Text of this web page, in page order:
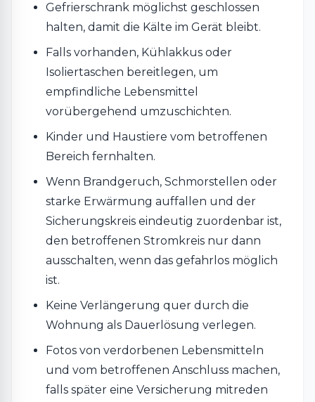
Gefrierschrank möglichst geschlossen
halten, damit die Kälte im Gerät bleibt.
Falls vorhanden, Kühlakkus oder
Isoliertaschen bereitlegen, um
empfindliche Lebensmittel
vorübergehend umzuschichten.
Kinder und Haustiere vom betroffenen
Bereich fernhalten.
Wenn Brandgeruch, Schmorstellen oder
starke Erwärmung auffallen und der
Sicherungskreis eindeutig zuordenbar ist,
den betroffenen Stromkreis nur dann
ausschalten, wenn das gefahrlos möglich
ist.
Keine Verlängerung quer durch die
Wohnung als Dauerlösung verlegen.
Fotos von verdorbenen Lebensmitteln
und vom betroffenen Anschluss machen,
falls später eine Versicherung mitreden